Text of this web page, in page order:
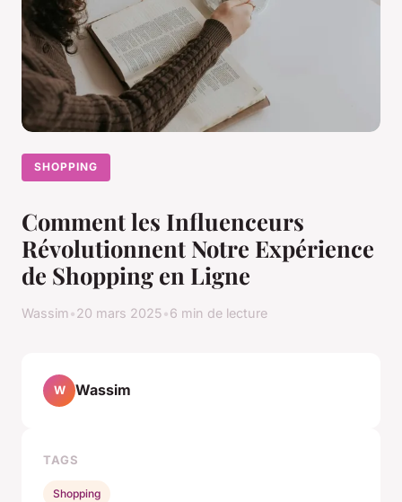
SHOPPING
Comment les Influenceurs
Révolutionnent Notre Expérience
de Shopping en Ligne
Wassim•20 mars 2025•6 min de lecture
W Wassim
TAGS
Shopping